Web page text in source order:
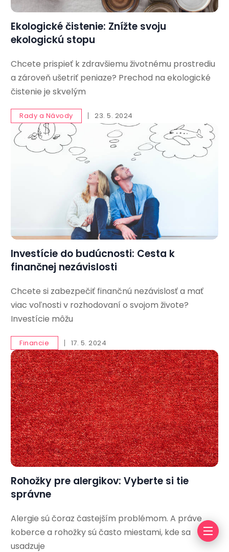
Ekologické čistenie: Znížte svoju
ekologickú stopu
Chcete prispieť k zdravšiemu životnému prostrediu
a zároveň ušetriť peniaze? Prechod na ekologické
čistenie je skvelým
Rady a Návody 23. 5. 2024
Investície do budúcnosti: Cesta k
finančnej nezávislosti
Chcete si zabezpečiť finančnú nezávislosť a mať
viac voľnosti v rozhodovaní o svojom živote?
Investície môžu
Financie 17. 5. 2024
Rohožky pre alergikov: Vyberte si tie
správne
Alergie sú čoraz častejším problémom. A práve
koberce a rohožky sú často miestami, kde sa
usadzuje